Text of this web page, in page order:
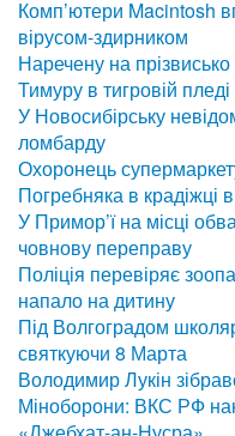
Комп’ютери Macintosh
вірусом-здирником
Наречену на
Тимуру в тигровій пледі
У Новосибірську
ломбарду
Охоронець
Погребняка в крадіжці
У Примор’ї на місці
човнову переправу
Поліція перевіряє
напало на дитину
Під Волгоградом
святкуючи 8 Марта
Володимир Лукін
Міноборони: ВКС РФ